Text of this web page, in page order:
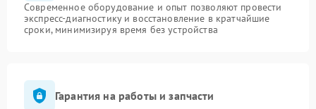
Современное оборудование и опыт позволяют провести
экспресс-диагностику и восстановление в кратчайшие
сроки, минимизируя время без устройства
Гарантия на работы и запчасти